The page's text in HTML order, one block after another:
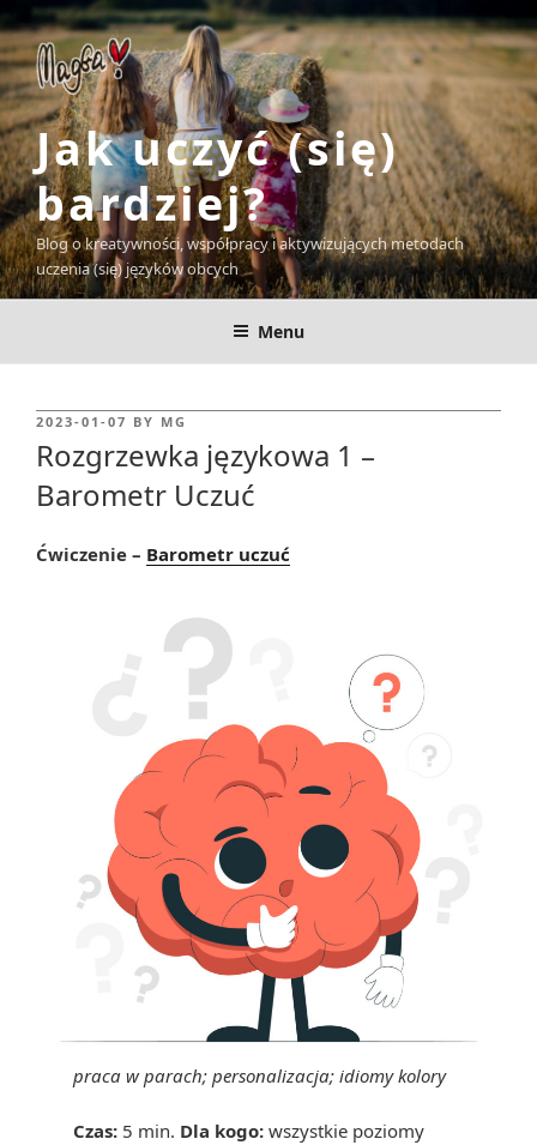
to
content
Jak uczyć (się)
bardziej?
Blog o kreatywności, współpracy i aktywizujących metodach
uczenia (się) języków obcych
Menu
POSTED
2023-01-07 BY MG
Rozgrzewka językowa 1 –
Barometr Uczuć
Ćwiczenie – Barometr uczuć
praca w parach; personalizacja; idiomy kolory
Czas: 5 min. Dla kogo:wszystkie poziomy